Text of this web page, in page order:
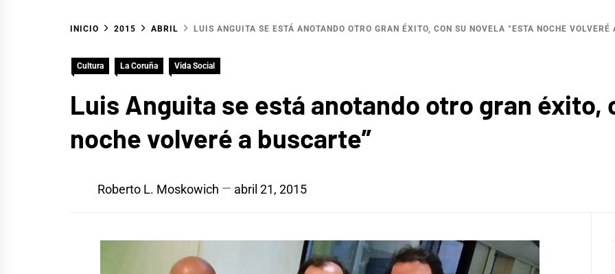
INICIO 2015 ABRIL LUIS ANGUITA SE ESTÁ ANOTANDO OTRO GRAN ÉXITO, CON SU NOVELA “ESTA NOCHE VOLVERÉ
Cultura La Coruña Vida Social
Luis Anguita se está anotando otro gran éxito,
noche volveré a buscarte”
Roberto L. Moskowich abril 21, 2015